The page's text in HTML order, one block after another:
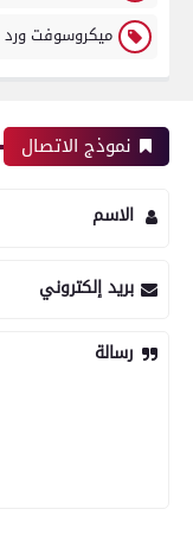
ميكروسوفت ورد
نموذج الاتصال
الاسم
بريد إلكتروني
رسالة